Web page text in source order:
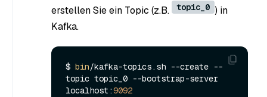
erstellen Sie ein Topic (z.B.
topic_0 ) in
Kafka.
$ bin/kafka-topics.sh --create --
topic topic_0 --bootstrap-server
localhost:9092